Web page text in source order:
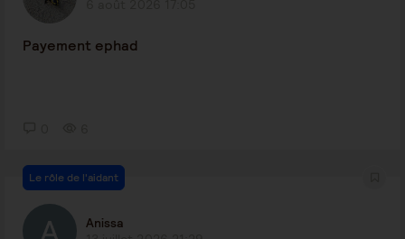
Payement ephad
Le rôle de l'aidant
Anissa